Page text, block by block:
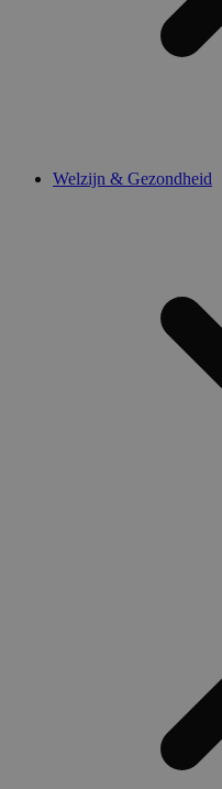
Welzijn & Gezondheid